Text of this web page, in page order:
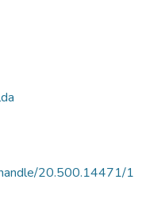
20.500.14471/1